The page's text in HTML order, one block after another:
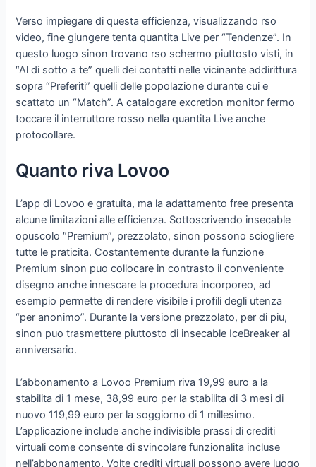
Verso impiegare di questa efficienza, visualizzando rso
video, fine giungere tenta quantita Live per “Tendenze”. In
questo luogo sinon trovano rso schermo piuttosto visti, in
“Al di sotto a te” quelli dei contatti nelle vicinante addirittura
sopra “Preferiti” quelli delle popolazione durante cui e
scattato un “Match”. A catalogare excretion monitor fermo
toccare il interruttore rosso nella quantita Live anche
protocollare.
Quanto riva Lovoo
L’app di Lovoo e gratuita, ma la adattamento free presenta
alcune limitazioni alle efficienza. Sottoscrivendo insecable
opuscolo “Premium“, prezzolato, sinon possono sciogliere
tutte le praticita. Costantemente durante la funzione
Premium sinon puo collocare in contrasto il conveniente
disegno anche innescare la procedura incorporeo, ad
esempio permette di rendere visibile i profili degli utenza
“per anonimo”. Durante la versione prezzolato, per di piu,
sinon puo trasmettere piuttosto di insecable IceBreaker al
anniversario.
L’abbonamento a Lovoo Premium riva 19,99 euro a la
stabilita di 1 mese, 38,99 euro per la stabilita di 3 mesi di
nuovo 119,99 euro per la soggiorno di 1 millesimo.
L’applicazione include anche indivisible prassi di crediti
virtuali come consente di svincolare funzionalita incluse
nell’abbonamento. Volte crediti virtuali possono avere luogo